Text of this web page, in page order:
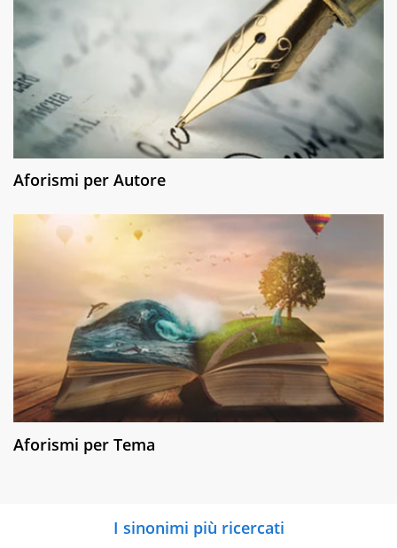
Aforismi per Autore
Aforismi per Tema
I sinonimi più ricercati